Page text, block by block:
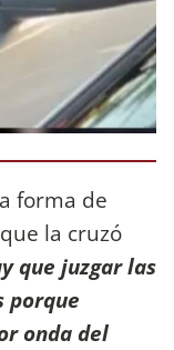
forma de
la cruzó
que juzgar las
porque
onda del